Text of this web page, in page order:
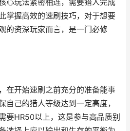
心玩法紧密相连，需要猎人完成
掌握高效的速刷技巧，对于想要
的资深玩家而言，是一门必修
在开始速刷之前充分的准备能事
自己的猎人等级达到一定高度，
要HR50以上，这是参与高品质别